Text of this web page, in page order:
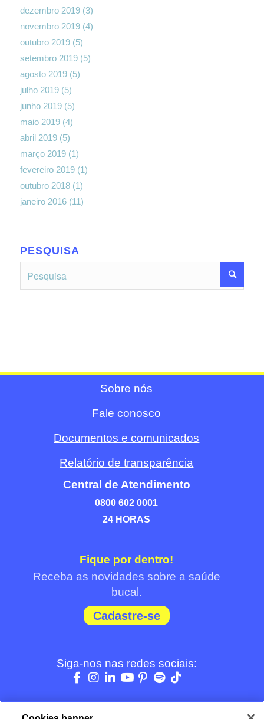
dezembro 2019(3)
novembro 2019(4)
outubro 2019(5)
setembro 2019(5)
agosto 2019(5)
julho 2019(5)
junho 2019(5)
maio 2019(4)
abril 2019(5)
março 2019(1)
fevereiro 2019(1)
outubro 2018(1)
janeiro 2016(11)
PESQUISA
Sobre nós
Fale conosco
Documentos e comunicados
Relatório de transparência
Central de Atendimento
0800 602 0001
24 HORAS
Fique por dentro!
Receba as novidades sobre a saúde
bucal.
Cadastre-se
Siga-nos nas redes sociais: